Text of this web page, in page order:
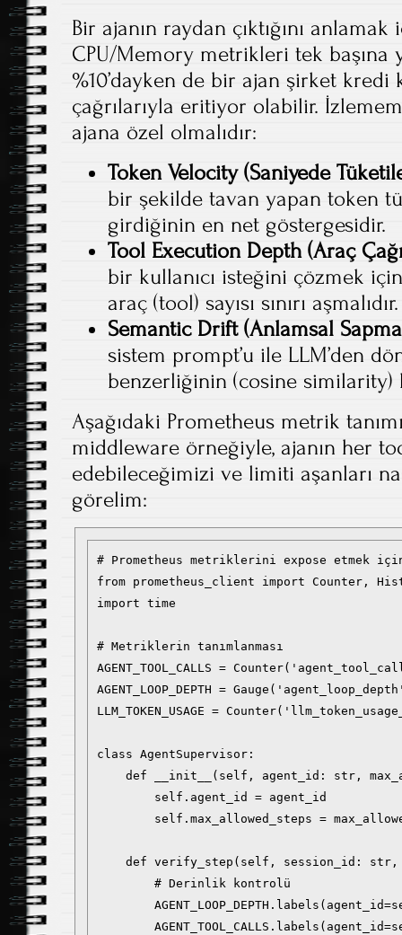
Bir ajanın raydan çıktığını
CPU/Memory metrikleri tek başına
%10’dayken de bir ajan şirket kredi
çağrılarıyla eritiyor olabilir.
ajana özel olmalıdır:
Token Velocity (Saniyede
bir şekilde tavan yapan token
girdiğinin en net göstergesidir.
Tool Execution Depth (Araç
bir kullanıcı isteğini çözmek için
araç (tool) sayısı sınırı aşmalıdır.
Semantic Drift (Anlamsal
sistem prompt’u ile LLM’den
benzerliğinin (cosine similarity)
Aşağıdaki Prometheus metrik
middleware örneğiyle, ajanın her
edebileceğimizi ve limiti aşanları
görelim:
# Prometheus metriklerini expose etmek
from prometheus_client import Counter,
import time
# Metriklerin tanımlanması
AGENT_TOOL_CALLS =
AGENT_LOOP_DEPTH =
LLM_TOKEN_USAGE =
class AgentSupervisor:
def __init__(self, agent_id: str,
        self.agent_id = agent_id
self.max_allowed_steps =
def verify_step(self, session_id:
        # Derinlik kontrolü